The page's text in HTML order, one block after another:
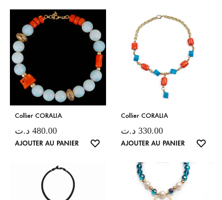
Collier CORALIA
480.00 د.ت
AJOUTER AU PANIER
Collier CORALIA
330.00 د.ت
AJOUTER AU PANIER